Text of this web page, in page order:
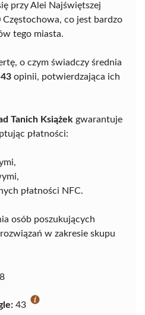
przy Alei Najświętszej
co jest bardzo
tego miasta.
o czym świadczy średnia
43 opinii, potwierdzająca ich
Tanich Książek gwarantuje
płatności:
płatności NFC.
osób poszukujących
w zakresie skupu
43